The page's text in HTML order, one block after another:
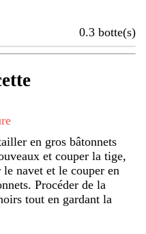
0.3 botte(s)
en gros bâtonnets
et couper la tige,
navet et le couper en
Procéder de la
tout en gardant la